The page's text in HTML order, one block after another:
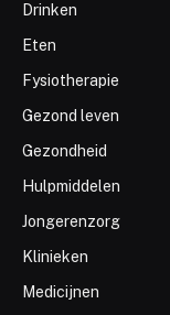
Drinken
Eten
Fysiotherapie
Gezond leven
Gezondheid
Hulpmiddelen
Jongerenzorg
Klinieken
Medicijnen